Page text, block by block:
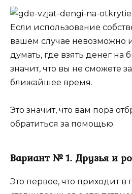
Если использование
вашем случае невозможно
думать, где взять денег на
значит, что вы не сможете
ближайшее время.
Это значит, что вам пора
обратиться за помощью.
Вариант № 1. Друзья и
Это первое, что приходит в